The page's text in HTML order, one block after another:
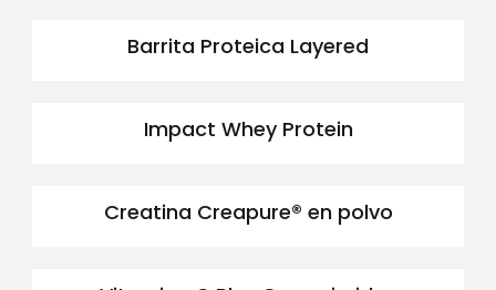
Barrita Proteica Layered
Impact Whey Protein
Creatina Creapure® en polvo